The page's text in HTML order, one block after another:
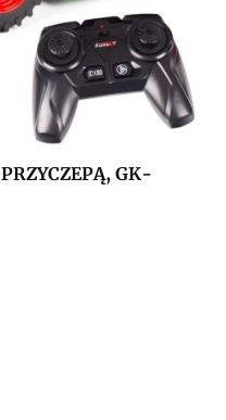
GK-